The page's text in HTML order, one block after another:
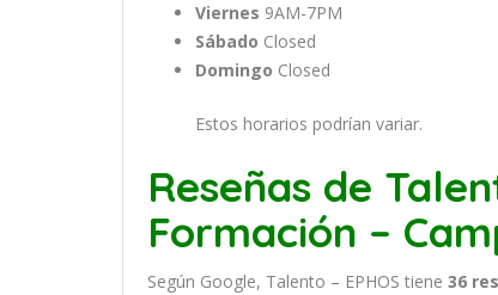
Viernes 9AM-7PM
Sábado Closed
Domingo Closed
Estos horarios podrían variar.
Reseñas de
Formación –
Según Google, Talento – EPHOS tiene 36